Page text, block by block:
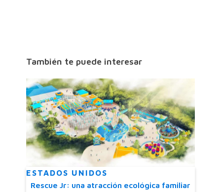
También te puede interesar
ESTADOS UNIDOS
Rescue Jr: una atracción ecológica familiar